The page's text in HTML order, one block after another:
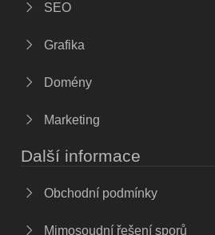
SEO
Grafika
Domény
Marketing
Další informace
Obchodní podmínky
Mimosoudní řešení sporů